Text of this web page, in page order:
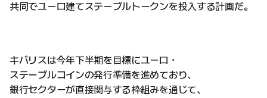
共同でユーロ建てステーブルトークンを投入する計画だ。
キバリスは今年下半期を目標にユーロ・
ステーブルコインの発行準備を進めており、
銀行セクターが直接関与する枠組みを通じて、